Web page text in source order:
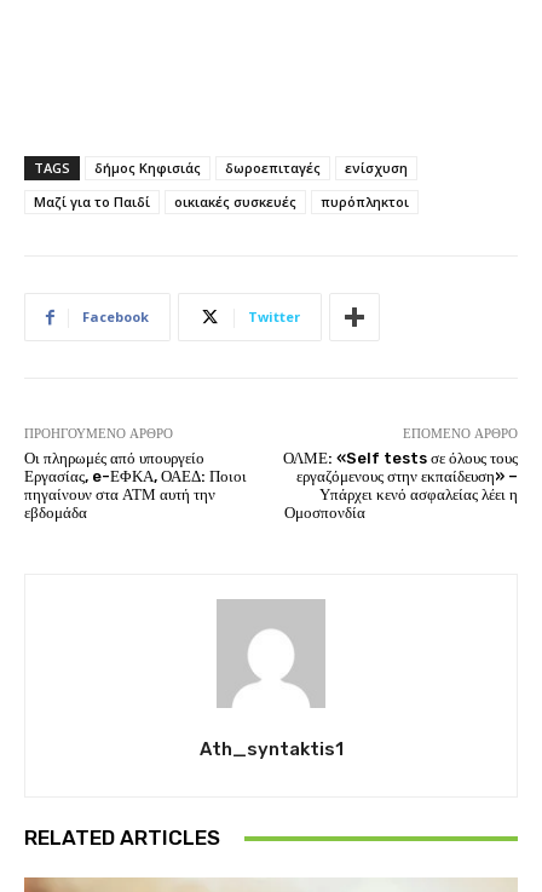
TAGS δήμος Κηφισιάς δωροεπιταγές
ενίσχυση
Μαζί για το Παιδί
οικιακές συσκευές πυρόπληκτοι
Facebook Twitter
ΠΡΟΗΓΟΎΜΕΝΟ ΆΡΘΡΟ
Οι πληρωμές από υπουργείο
Εργασίας, e-ΕΦΚΑ, ΟΑΕΔ: Ποιοι
πηγαίνουν στα ΑΤΜ αυτή την
εβδομάδα
ΕΠΌΜΕΝΟ ΆΡΘΡΟ
ΟΛΜΕ: «Self tests σε όλους τους
εργαζόμενους στην εκπαίδευση» –
Υπάρχει κενό ασφαλείας λέει η
Ομοσπονδία
Ath_syntaktis1
RELATED ARTICLES